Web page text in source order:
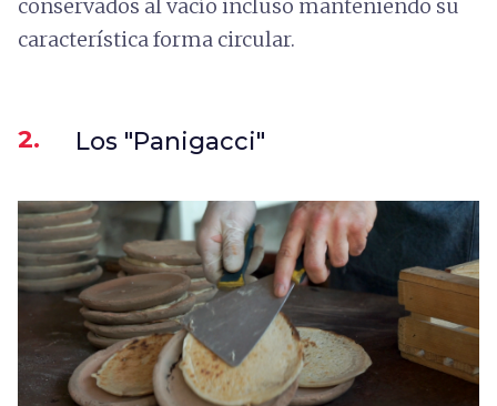
conservados al vacío incluso manteniendo su
característica forma circular.
2. Los "Panigacci"